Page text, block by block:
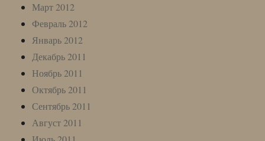
Март 2012
Февраль 2012
Январь 2012
Декабрь 2011
Ноябрь 2011
Октябрь 2011
Сентябрь 2011
Август 2011